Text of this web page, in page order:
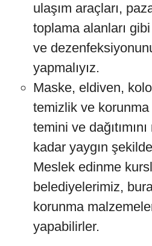
ulaşım araçları,
toplama alanları
ve
yapmalıyız.
Maske, eldiven,
temizlik ve
temini ve
kadar yaygın
Meslek edinme
belediyelerimiz,
korunma
yapabilirler.